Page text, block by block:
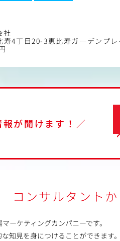
から広告業界への転職
社
寿4丁目20-3恵比寿ガーデンプ
が聞けます！／
コンサルタント
ーケティングカンパニーです。
知見を身につけることができます。